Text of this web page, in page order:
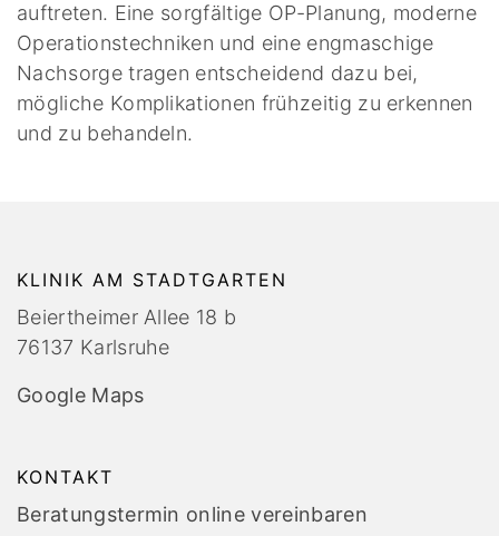
auftreten. Eine sorgfältige OP-Planung, moderne
Operationstechniken und eine engmaschige
Nachsorge tragen entscheidend dazu bei,
mögliche Komplikationen frühzeitig zu erkennen
und zu behandeln.
KLINIK AM STADTGARTEN
Beiertheimer Allee 18 b
76137 Karlsruhe
Google Maps
KONTAKT
Beratungstermin online vereinbaren